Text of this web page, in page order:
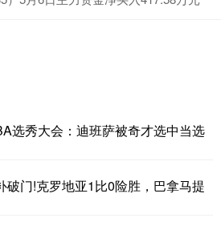
选秀大会：迪班萨被奇才选中当选
破门!克罗地亚1比0险胜，巴拿马提